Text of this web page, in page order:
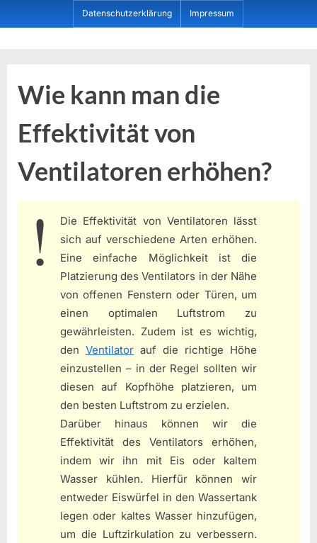
to
Datenschutzerklärung Impressum
Wie kann man die
Effektivität von
Ventilatoren erhöhen?
Die Effektivität von Ventilatoren lässt
sich auf verschiedene Arten erhöhen.
Eine einfache Möglichkeit ist die
Platzierung des Ventilators in der Nähe
von offenen Fenstern oder Türen, um
einen optimalen Luftstrom zu
gewährleisten. Zudem ist es wichtig,
den Ventilator auf die richtige Höhe
einzustellen – in der Regel sollten wir
diesen auf Kopfhöhe platzieren, um
den besten Luftstrom zu erzielen.
Darüber hinaus können wir die
Effektivität des Ventilators erhöhen,
indem wir ihn mit Eis oder kaltem
Wasser kühlen. Hierfür können wir
entweder Eiswürfel in den Wassertank
legen oder kaltes Wasser hinzufügen,
um die Luftzirkulation zu verbessern.